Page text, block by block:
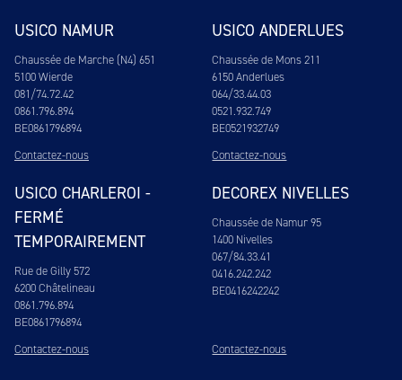
USICO NAMUR
Chaussée de Marche (N4) 651
5100 Wierde
081/74.72.42
0861.796.894
BE0861796894
Contactez-nous
USICO ANDERLUES
Chaussée de Mons 211
6150 Anderlues
064/33.44.03
0521.932.749
BE0521932749
Contactez-nous
USICO CHARLEROI -
FERMÉ
TEMPORAIREMENT
Rue de Gilly 572
6200 Châtelineau
0861.796.894
BE0861796894
Contactez-nous
DECOREX NIVELLES
Chaussée de Namur 95
1400 Nivelles
067/84.33.41
0416.242.242
BE0416242242
Contactez-nous